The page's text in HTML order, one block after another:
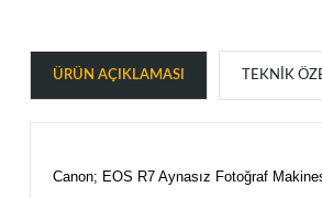
ÜRÜN AÇIKLAMASI TEKNIK
Canon; EOS R7 Aynasız Fotoğraf